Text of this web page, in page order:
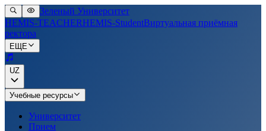
Зеленый Университет
HEMIS-TEACHERHEMIS-StudentВиртуальная приёмная
ректора
ЕЩЕ
UZ
Учебные ресурсы
Университет
Прием